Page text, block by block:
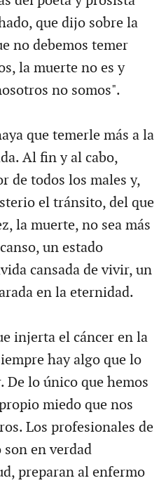
que dijo sobre la
no debemos temer
la muerte no es y
no somos".
que temerle más a la
Al fin y al cabo,
de todos los males y,
el tránsito, del que
la muerte, no sea más
un estado
cansada de vivir, un
en la eternidad.
injerta el cáncer en la
hay algo que lo
De lo único que hemos
miedo que nos
Los profesionales de
en verdad
preparan al enfermo